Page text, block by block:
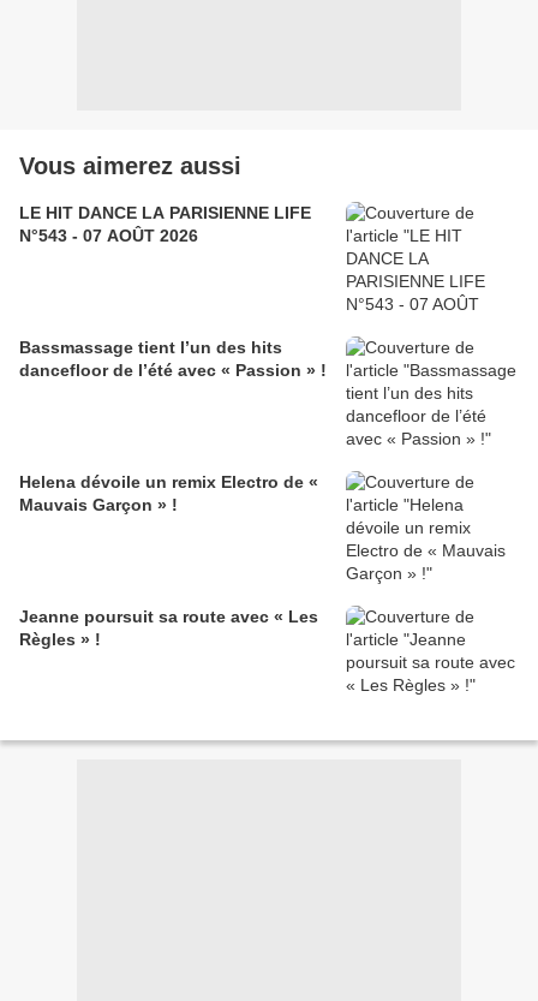
Vous aimerez aussi
LE HIT DANCE LA PARISIENNE LIFE
N°543 - 07 AOÛT 2026
Bassmassage tient l’un des hits
dancefloor de l’été avec « Passion » !
Helena dévoile un remix Electro de «
Mauvais Garçon » !
Jeanne poursuit sa route avec « Les
Règles » !